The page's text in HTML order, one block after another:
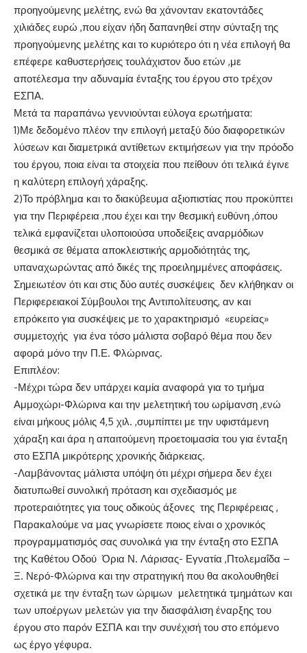
προηγούμενης μελέτης, ενώ θα χάνονταν εκατοντάδες
χιλιάδες ευρώ ,που είχαν ήδη δαπανηθεί στην σύνταξη της
προηγούμενης μελέτης και το κυριότερο ότι η νέα επιλογή θα
επέφερε καθυστερήσεις τουλάχιστον δυο ετών ,με
αποτέλεσμα την αδυναμία ένταξης του έργου στο τρέχον
ΕΣΠΑ.
Μετά τα παραπάνω γεννιούνται εύλογα ερωτήματα:
1)Με δεδομένο πλέον την επιλογή μεταξύ δύο διαφορετικών
λύσεων και διαμετρικά αντίθετων εκτιμήσεων για την πρόοδο
του έργου, ποια είναι τα στοιχεία που πείθουν ότι τελικά έγινε
η καλύτερη επιλογή χάραξης.
2)Το πρόβλημα και το διακύβευμα αξιοπιστίας που προκύπτει
για την Περιφέρεια ,που έχει και την θεσμική ευθύνη ,όπου
τελικά εμφανίζεται υλοποιούσα υποδείξεις αναρμόδιων
θεσμικά σε θέματα αποκλειστικής αρμοδιότητάς της,
υπαναχωρώντας από δικές της προειλημμένες αποφάσεις.
Σημειωτέον ότι και στις δύο αυτές συσκέψεις δεν κλήθηκαν οι
Περιφερειακοί Σύμβουλοι της Αντιπολίτευσης, αν και
επρόκειτο για συσκέψεις με το χαρακτηρισμό «ευρείας»
συμμετοχής για ένα τόσο μάλιστα σοβαρό θέμα που δεν
αφορά μόνο την Π.Ε. Φλώρινας.
Επιπλέον:
-Μέχρι τώρα δεν υπάρχει καμία αναφορά για το τμήμα
Αμμοχώρι-Φλώρινα και την μελετητική του ωρίμανση ,ενώ
είναι μήκους μόλις 4,5 χιλ. ,συμπίπτει με την υφιστάμενη
χάραξη και άρα η απαιτούμενη προετοιμασία του για ένταξη
στο ΕΣΠΑ μικρότερης χρονικής διάρκειας.
-Λαμβάνοντας μάλιστα υπόψη ότι μέχρι σήμερα δεν έχει
διατυπωθεί συνολική πρόταση και σχεδιασμός με
προτεραιότητες για τους οδικούς άξονες της Περιφέρειας ,
Παρακαλούμε να μας γνωρίσετε ποιος είναι ο χρονικός
προγραμματισμός σας συνολικά για την ένταξη στο ΕΣΠΑ
της Καθέτου Οδού Όρια Ν. Λάρισας- Εγνατία ,Πτολεμαΐδα –
Ξ. Νερό-Φλώρινα και την στρατηγική που θα ακολουθηθεί
σχετικά με την ένταξη των ώριμων μελετητικά τμημάτων και
των υποέργων μελετών για την διασφάλιση έναρξης του
έργου στο παρόν ΕΣΠΑ και την συνέχισή του στο επόμενο
ως έργο γέφυρα.